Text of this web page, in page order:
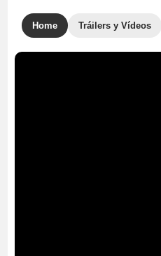
Home Tráilers y Vídeos